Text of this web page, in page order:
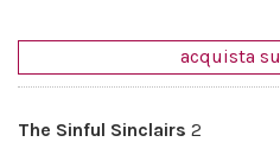
acquista su
The Sinful Sinclairs 2